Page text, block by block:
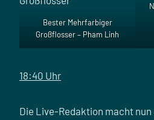
Bester Mehrfarbiger
Großflosser – Pham Linh
18:40 Uhr
Die Live-Redaktion macht